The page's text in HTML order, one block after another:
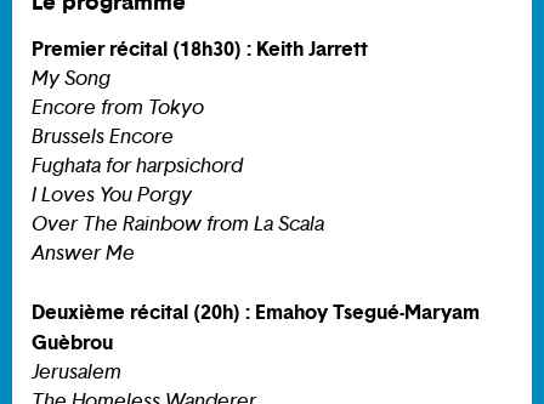
Premier récital (18h30) : Keith Jarrett
My Song
Encore from Tokyo
Brussels Encore
Fughata for harpsichord
I Loves You Porgy
Over The Rainbow from La Scala
Answer Me
Deuxième récital (20h) : Emahoy Tsegué-Maryam
Guèbrou
Jerusalem